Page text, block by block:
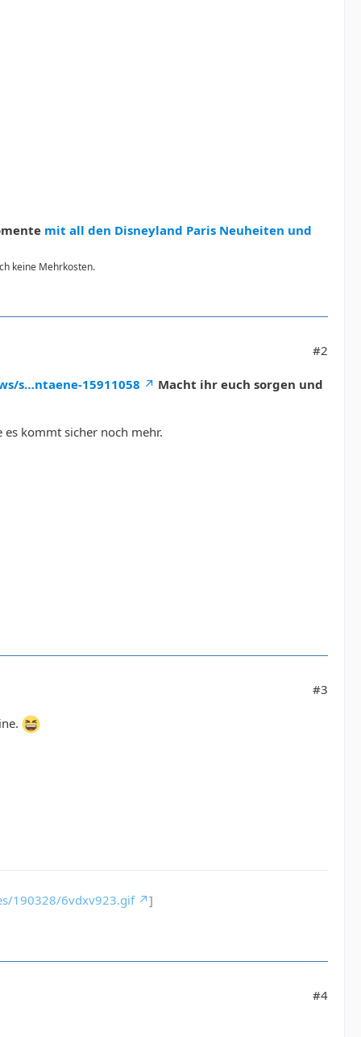
mit all den Disneyland Paris Neuheiten und
keine Mehrkosten.
#2
s…ntaene-15911058 Macht ihr euch sorgen und
kommt sicher noch mehr.
#3
190328/6vdxv923.gif ]
#4